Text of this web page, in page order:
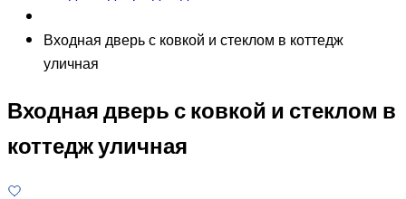
Входная дверь с ковкой и стеклом в коттедж
уличная
Входная дверь с ковкой и стеклом в
коттедж уличная